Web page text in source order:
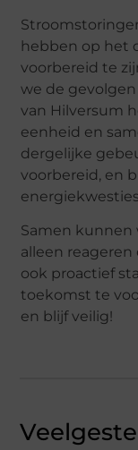
hebben op het
voorbereid te
we de
van Hilversum
eenheid en
dergelijke
voorbereid, en
Samen kunnen
alleen
ook proactief
toekomst te
en blijf veilig!